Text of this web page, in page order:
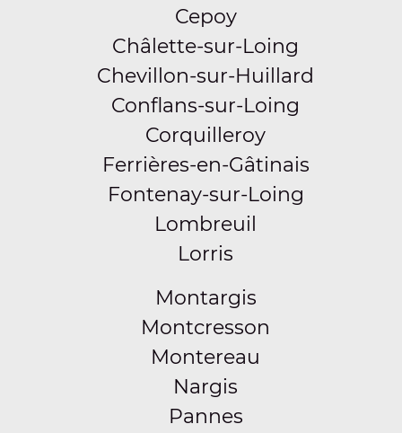
Cepoy
Châlette-sur-Loing
Chevillon-sur-Huillard
Conflans-sur-Loing
Corquilleroy
Ferrières-en-Gâtinais
Fontenay-sur-Loing
Lombreuil
Lorris
Montargis
Montcresson
Montereau
Nargis
Pannes